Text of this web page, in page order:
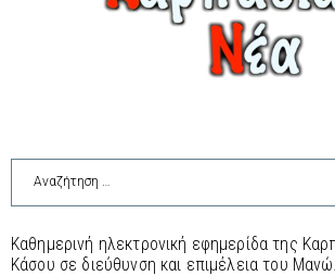
Καθημερινή ηλεκτρονική εφημερίδα της
Κάσου σε διεύθυνση και επιμέλεια του